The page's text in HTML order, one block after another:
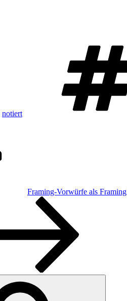
notiert
Framing-Vorwürfe als Framing